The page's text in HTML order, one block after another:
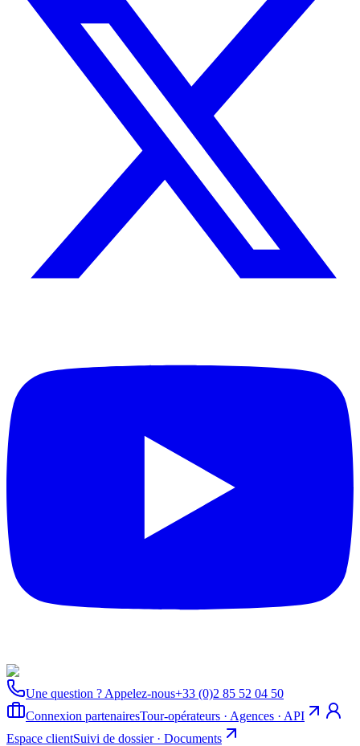
Une question ? Appelez-nous+33 (0)2 85 52 04 50
Connexion partenairesTour-opérateurs · Agences · API
Espace clientSuivi de dossier · Documents